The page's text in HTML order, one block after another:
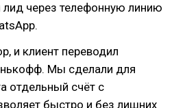
через телефонную линию
и клиент переводил
Мы сделали для
отдельный счёт с
быстро и без лишних